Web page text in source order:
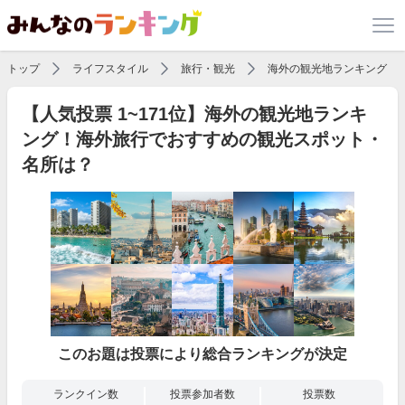
トップ ライフスタイル 旅行・観光 海外の観光地ランキング
【人気投票 1~171位】海外の観光地ランキ
ング！海外旅行でおすすめの観光スポット・
名所は？
このお題は投票により総合ランキングが決定
ランクイン数 投票参加者数 投票数